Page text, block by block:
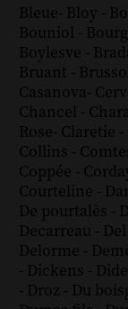
Bleue- Bloy -
Bouniol -
Boylesve -
Bruant -
Casanova-
Chancel -
Rose- Claretie -
Collins -
Coppée -
Courteline -
De pourtalès -
Decarreau - Del
Delorme -
- Dickens -
- Droz - Du